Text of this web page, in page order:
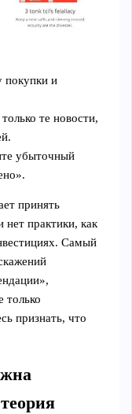
покупки и
те новости,
убыточный
принять
нет практики, как
Самый
только
признать, что